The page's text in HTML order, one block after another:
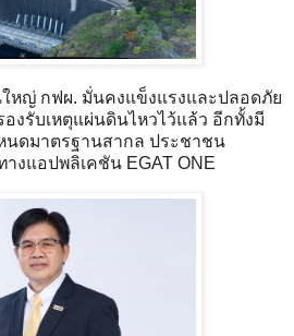
หญ่ กฟผ. มั่นคงแข็งแรงและปลอดภัย
งรับเหตุแผ่นดินไหวไว้แล้ว อีกทั้งมี
นดมาตรฐานสากล ประชาชน
งแอปพลิเคชัน EGAT ONE